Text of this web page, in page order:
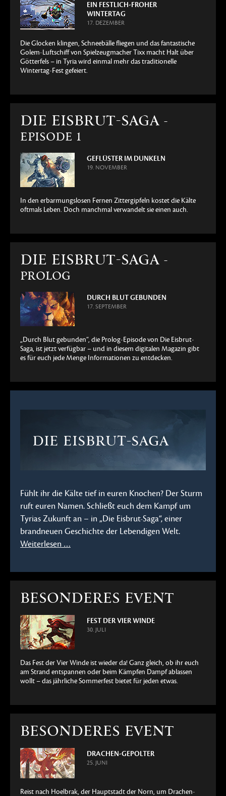
EIN FESTLICH-FROHER
WINTERTAG
17. DEZEMBER
Die Glocken klingen, Schneebälle fliegen und das fantastische
Golem-Luftschiff von Spielzeugmacher Tixx macht Halt über
Götterfels – in Tyria wird einmal mehr das traditionelle
Wintertag-Fest gefeiert.
DIE EISBRUT-SAGA -
EPISODE 1
GEFLÜSTER IM DUNKELN
19. NOVEMBER
In den erbarmungslosen Fernen Zittergipfeln kostet die Kälte
oftmals Leben. Doch manchmal verwandelt sie einen auch.
DIE EISBRUT-SAGA -
PROLOG
DURCH BLUT GEBUNDEN
17. SEPTEMBER
„Durch Blut gebunden“, die Prolog-Episode von Die Eisbrut-
Saga, ist jetzt verfügbar – und in diesem digitalen Magazin gibt
es für euch jede Menge Informationen zu entdecken.
DIE EISBRUT-SAGA
Fühlt ihr die Kälte tief in euren Knochen? Der Sturm
ruft euren Namen. Schließt euch dem Kampf um
Tyrias Zukunft an – in „Die Eisbrut-Saga“, einer
brandneuen Geschichte der Lebendigen Welt.
Weiterlesen …
BESONDERES EVENT
FEST DER VIER WINDE
30. JULI
Das Fest der Vier Winde ist wieder da! Ganz gleich, ob ihr euch
am Strand entspannen oder beim Kämpfen Dampf ablassen
wollt – das jährliche Sommerfest bietet für jeden etwas.
BESONDERES EVENT
DRACHEN-GEPOLTER
25. JUNI
Reist nach Hoelbrak, der Hauptstadt der Norn, um Drachen-